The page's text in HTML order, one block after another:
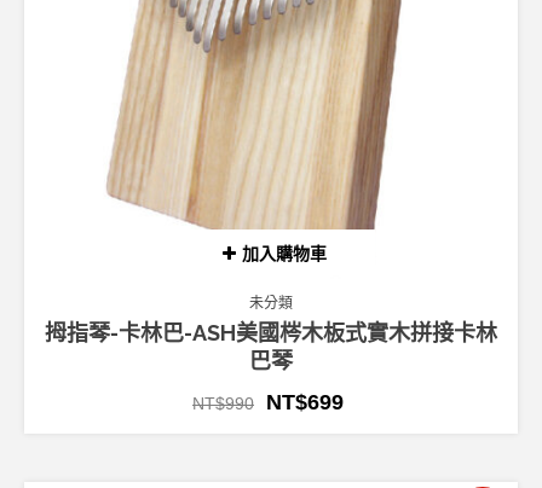
加入購物車
未分類
拇指琴-卡林巴-ASH美國梣木板式實木拼接卡林
巴琴
NT$990 NT$699